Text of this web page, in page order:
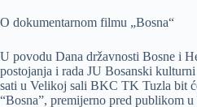
O dokumentarnom filmu „Bosna“
U povodu Dana državnosti Bosne i
postojanja i rada JU Bosanski
sati u Velikoj sali BKC TK Tuzla bit
“Bosna”, premijerno pred publikom